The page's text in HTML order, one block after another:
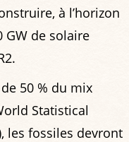
à l’horizon
GW de solaire
50 % du mix
Statistical
les fossiles devront